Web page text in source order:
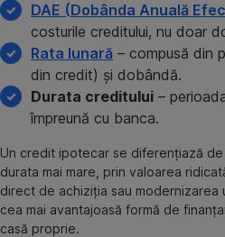
DAE (Dobânda Anuală
costurile creditului, nu doar
Rata lunară – compusă din
din credit) și dobândă.
Durata creditului –
împreună cu banca.
Un credit ipotecar se diferențiază
durata mai mare, prin valoarea
direct de achiziția sau modernizarea
cea mai avantajoasă formă de
casă proprie.